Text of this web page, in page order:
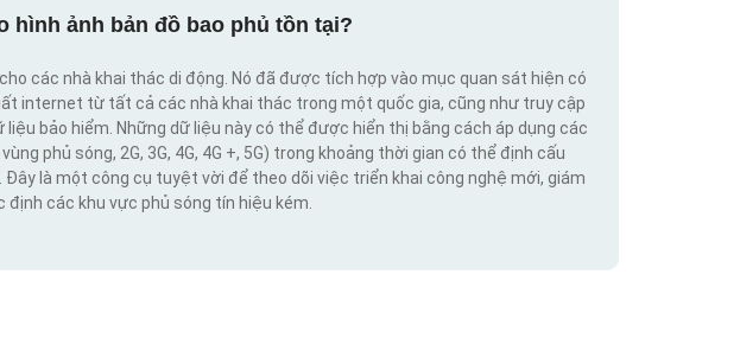
hình ảnh bản đồ bao phủ tồn tại?
các nhà khai thác di động. Nó đã được tích hợp vào mục quan sát hiện có
internet từ tất cả các nhà khai thác trong một quốc gia, cũng như truy cập
bảo hiểm. Những dữ liệu này có thể được hiển thị bằng cách áp dụng các
phủ sóng, 2G, 3G, 4G, 4G +, 5G) trong khoảng thời gian có thể định cấu
Đây là một công cụ tuyệt vời để theo dõi việc triển khai công nghệ mới, giám
các khu vực phủ sóng tín hiệu kém.